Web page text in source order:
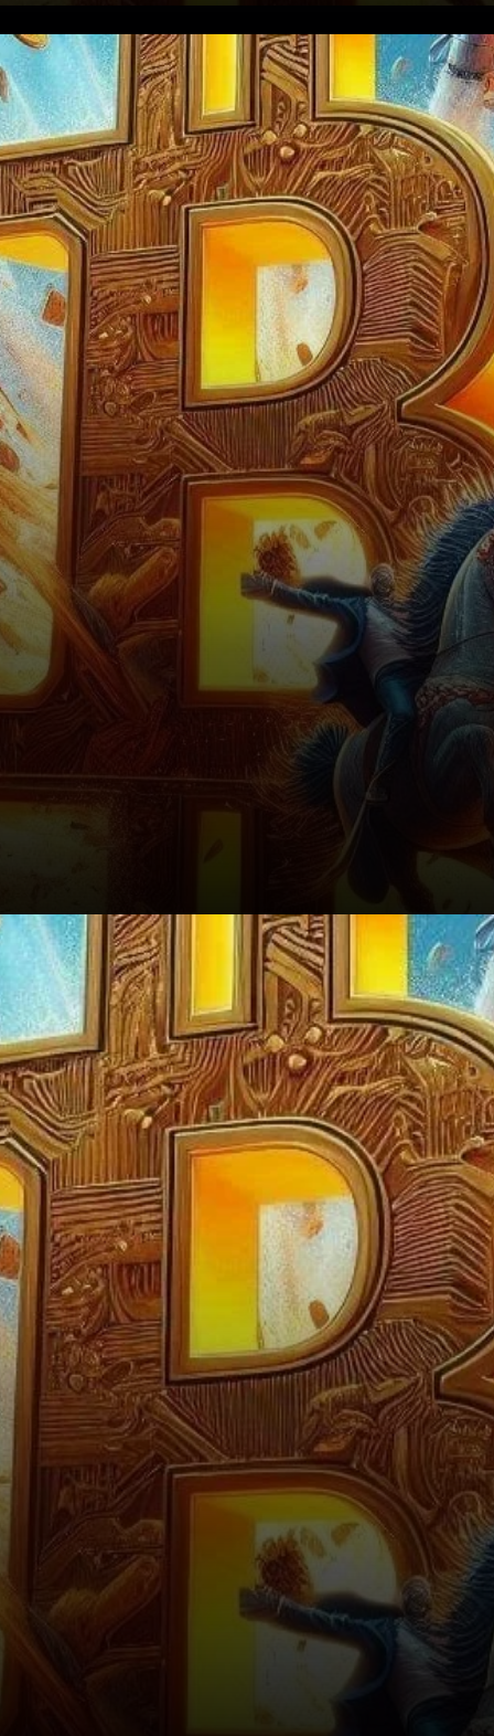
Facteurs qui propulsent la
montée de Bitcoin